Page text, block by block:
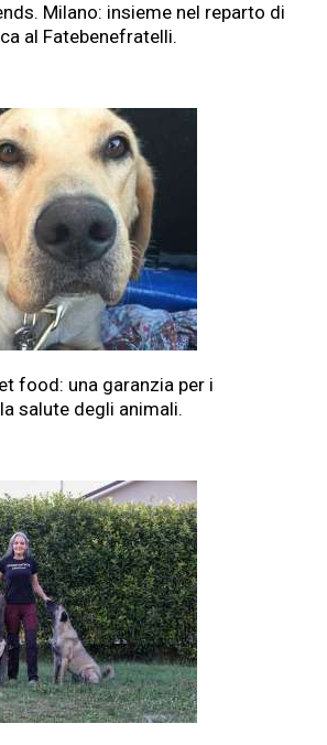
Milano: insieme nel reparto di
al Fatebenefratelli.
food: una garanzia per i
salute degli animali.